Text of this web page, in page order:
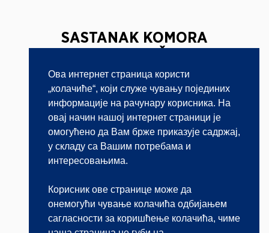
Ова интернет страница користи
„колачиће“, који служе чувању појединих
информације на рачунару корисника. На
овај начин нашој интернет страници је
омогућено да Вам брже приказује садржај,
у складу са Вашим потребама и
интересовањима.
Корисник ове странице може да
онемогући чување колачића одбијањем
сагласности за коришћење колачића, чиме
SASTANAK KOMORA
JAVNIH BELEŽNIKA
FRANCUSKE I SRBIJE
23.03.2021.
Beograd, 23. marta 2021.– Komore javnih
beležnika Francuske i Srbije održale su danas
onlajn sastanak na kome je diskutovano o
nastavku rada na primeni Memoranduma o
Saznaj više